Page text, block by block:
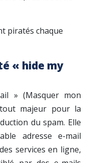
piratés chaque
« hide my
» (Masquer mon
majeur pour la
du spam. Elle
adresse e-mail
services en ligne,